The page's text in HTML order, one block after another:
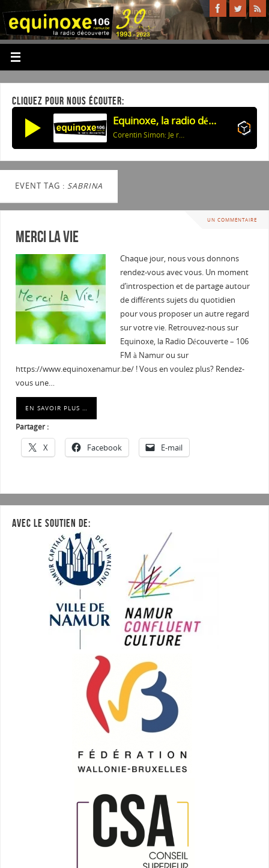
CLIQUEZ POUR NOUS ÉCOUTER:
Equinoxe, la radio découverte
Corentin Simon: Je reviendrai par les colines
EVENT TAG : SABRINA
UN COMMENTAIRE
Merci la vie
Chaque jour, nous vous donnons
rendez-vous avec vous. Un moment
d’introspection et de partage autour
de différents sujets du quotidien
pour vous proposer un autre regard
sur votre vie. Retrouvez-nous sur
Equinoxe, la Radio Découverte – 106
FM à Namur ou sur
https://www.equinoxenamur.be/ ! Vous en voulez plus? Rendez-
vous une…
EN SAVOIR PLUS …
Partager :
X Facebook E-mail
AVEC LE SOUTIEN DE: